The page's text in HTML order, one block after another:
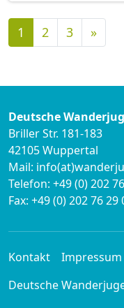
1 2 3 »
Deutsche
Briller Str. 181-183
42105 Wuppertal
Mail:
Telefon: +49 (0) 202
Fax: +49 (0) 202 76 29
Kontakt Impressum
Deutsche